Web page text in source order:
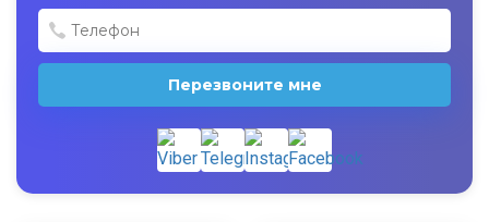
Перезвоните мне